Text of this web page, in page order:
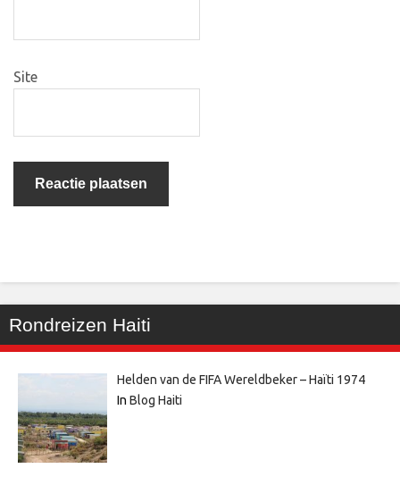
Site
Rondreizen Haiti
Helden van de FIFA Wereldbeker – Haïti 1974
In Blog Haiti